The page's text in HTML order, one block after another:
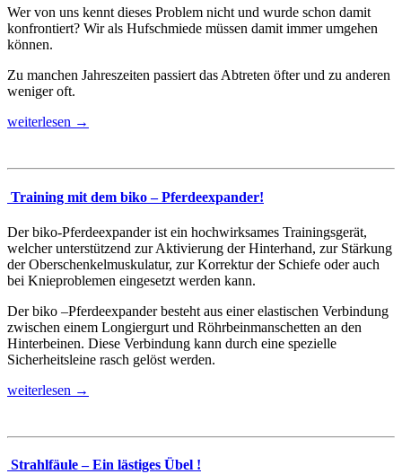
Wer von uns kennt dieses Problem nicht und wurde schon damit
konfrontiert? Wir als Hufschmiede müssen damit immer umgehen
können.
Zu manchen Jahreszeiten passiert das Abtreten öfter und zu anderen
weniger oft.
weiterlesen →
Training mit dem biko – Pferdeexpander!
Der biko-Pferdeexpander ist ein hochwirksames Trainingsgerät,
welcher unterstützend zur Aktivierung der Hinterhand, zur Stärkung
der Oberschenkelmuskulatur, zur Korrektur der Schiefe oder auch
bei Knieproblemen eingesetzt werden kann.
Der biko –Pferdeexpander besteht aus einer elastischen Verbindung
zwischen einem Longiergurt und Röhrbeinmanschetten an den
Hinterbeinen. Diese Verbindung kann durch eine spezielle
Sicherheitsleine rasch gelöst werden.
weiterlesen →
Strahlfäule – Ein lästiges Übel !